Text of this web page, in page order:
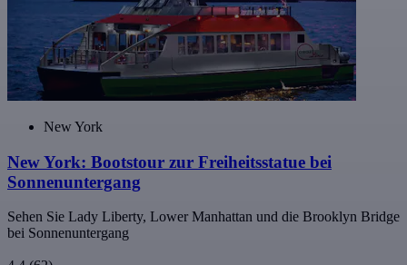
New York
New York: Bootstour zur Freiheitsstatue bei
Sonnenuntergang
Sehen Sie Lady Liberty, Lower Manhattan und die Brooklyn Bridge
bei Sonnenuntergang